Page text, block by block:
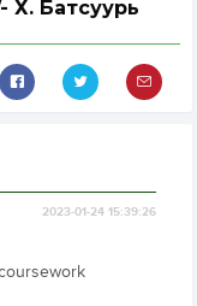
Х. Батсуурь
2023-01-24 15:39:26